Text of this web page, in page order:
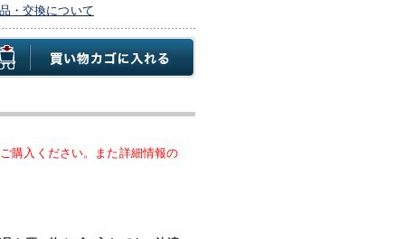
・交換について
購入ください。また詳細情報の